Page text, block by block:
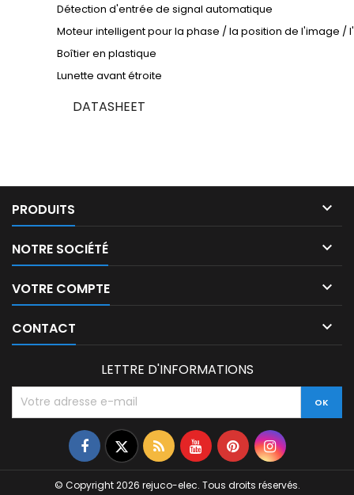
Détection d'entrée de signal automatique
Moteur intelligent pour la phase / la position de l'image /
Boîtier en plastique
Lunette avant étroite
DATASHEET
PRODUITS 
NOTRE SOCIÉTÉ 
VOTRE COMPTE 
CONTACT 
LETTRE D'INFORMATIONS
Facebook
Twitter
Rss YouTubePinterestInstagram
© Copyright 2026 rejuco-elec. Tous droits réservés.